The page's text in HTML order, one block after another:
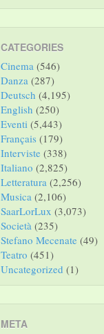
CATEGORIES
Cinema (546)
Danza (287)
Deutsch (4,195)
English (250)
Eventi (5,443)
Français (179)
Interviste (338)
Italiano (2,825)
Letteratura (2,256)
Musica (2,106)
SaarLorLux (3,073)
Società (235)
Stefano Mecenate (49)
Teatro (451)
Uncategorized (1)
META